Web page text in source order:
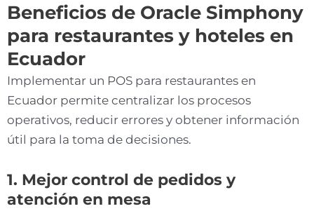
Beneficios de Oracle Simphony
para restaurantes y hoteles en
Ecuador
Implementar un POS para restaurantes en
Ecuador permite centralizar los procesos
operativos, reducir errores y obtener información
útil para la toma de decisiones.
1. Mejor control de pedidos y
atención en mesa